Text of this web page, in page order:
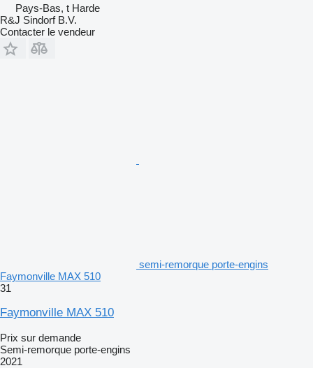
Pays-Bas, t Harde
R&J Sindorf B.V.
Contacter le vendeur
semi-remorque porte-engins
Faymonville MAX 510
31
Faymonville MAX 510
Prix sur demande
Semi-remorque porte-engins
2021